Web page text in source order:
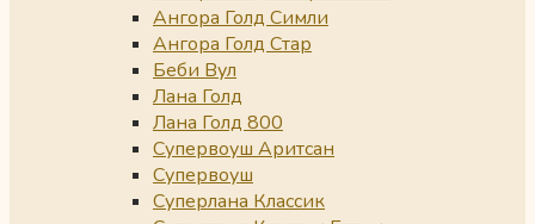
Ангора Голд Симли
Ангора Голд Стар
Беби Вул
Лана Голд
Лана Голд 800
Супервоуш Аритсан
Супервоуш
Суперлана Классик